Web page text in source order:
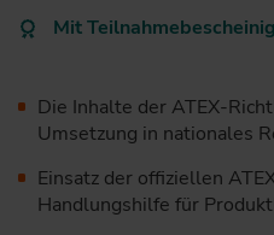
Mit
Die Inhalte der ATEX-
Umsetzung in nationales
Einsatz der offiziellen
Handlungshilfe für